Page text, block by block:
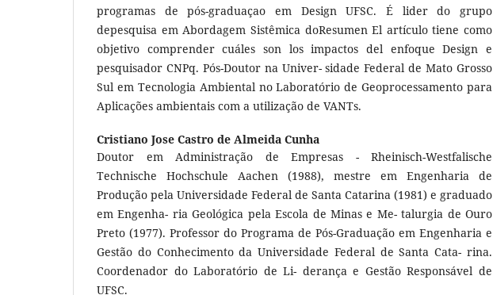
programas de pós-graduaçao em Design UFSC. É lider do grupo
depesquisa em Abordagem Sistêmica doResumen El artículo tiene como
objetivo comprender cuáles son los impactos del enfoque Design e
pesquisador CNPq. Pós-Doutor na Univer- sidade Federal de Mato Grosso
Sul em Tecnologia Ambiental no Laboratório de Geoprocessamento para
Aplicações ambientais com a utilização de VANTs.
Cristiano Jose Castro de Almeida Cunha
Doutor em Administração de Empresas - Rheinisch-Westfalische
Technische Hochschule Aachen (1988), mestre em Engenharia de
Produção pela Universidade Federal de Santa Catarina (1981) e graduado
em Engenha- ria Geológica pela Escola de Minas e Me- talurgia de Ouro
Preto (1977). Professor do Programa de Pós-Graduação em Engenharia e
Gestão do Conhecimento da Universidade Federal de Santa Cata- rina.
Coordenador do Laboratório de Li- derança e Gestão Responsável de
UFSC.